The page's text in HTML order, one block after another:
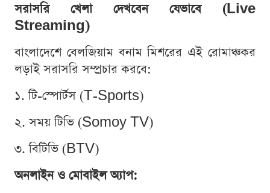
সরাসরি খেলা দেখবেন যেভাবে (Live
Streaming)
বাংলাদেশে বেলজিয়াম বনাম মিশরের এই রোমাঞ্চকর
লড়াই সরাসরি সম্প্রচার করবে:
১. টি-স্পোর্টস (T-Sports)
২. সময় টিভি (Somoy TV)
৩. বিটিভি (BTV)
অনলাইন ও মোবাইল অ্যাপ: